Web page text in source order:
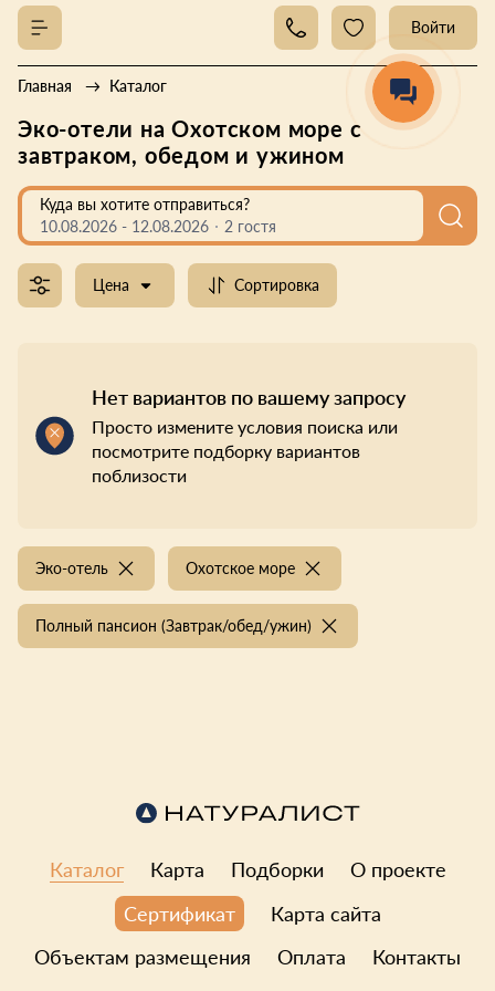
Войти
Главная Каталог
Эко-отели на Охотском море с
завтраком, обедом и ужином
Куда вы хотите отправиться?
10.08.2026 - 12.08.2026 2 гостя
Цена Сортировка
Нет вариантов по вашему запросу
Просто измените условия поиска или
посмотрите подборку вариантов
поблизости
Эко-отель Охотское море
Полный пансион (Завтрак/обед/ужин)
Каталог Карта Подборки
О проекте
Сертификат
Карта сайта
Объектам размещения
Оплата Контакты